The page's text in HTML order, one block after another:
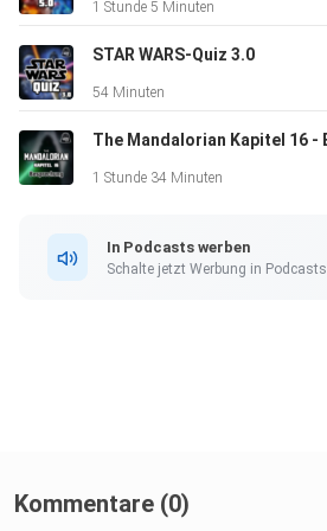
1 Stunde 5 Minuten
STAR WARS-Quiz 3.0
54 Minuten
1 Stunde 34 Minuten
In Podcasts werben
Schalte jetzt Werbung in Podcasts.
Kommentare (0)